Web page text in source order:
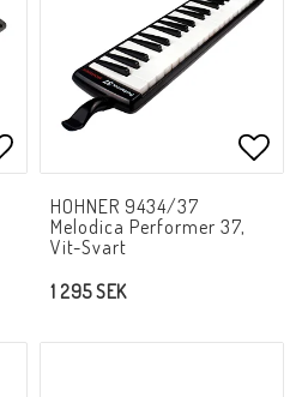
Lägg till i favoritlistan
HOHNER 9434/37
Melodica Performer 37,
Vit-Svart
1 295 SEK